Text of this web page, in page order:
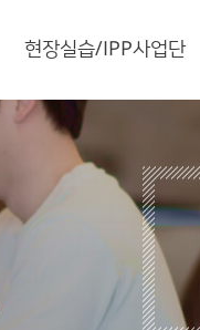
현장실습/IPP사업단